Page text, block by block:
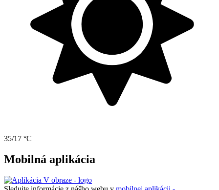
35/17 °C
Mobilná aplikácia